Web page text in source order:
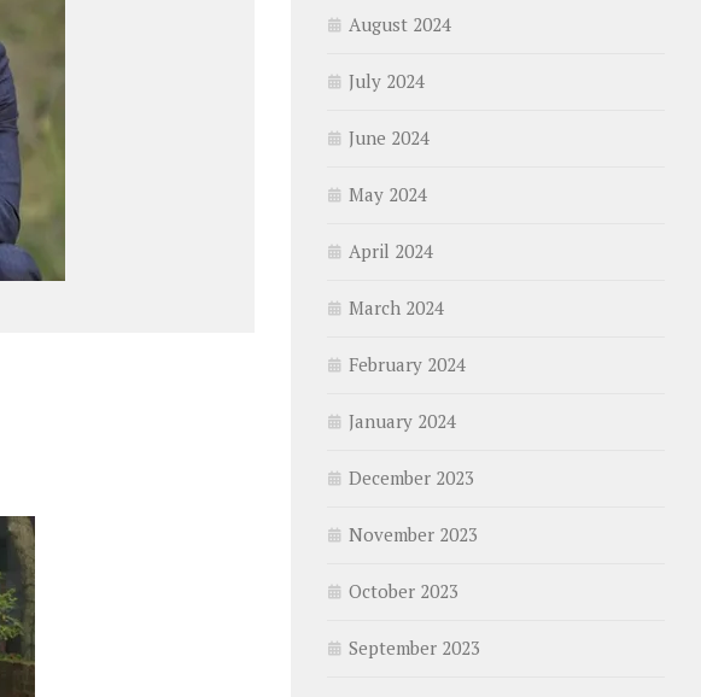
August 2024
July 2024
June 2024
May 2024
April 2024
March 2024
February 2024
January 2024
December 2023
November 2023
October 2023
September 2023